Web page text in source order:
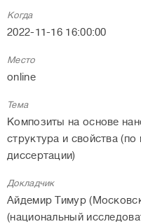
Когда
2022-11-16 16:00:00
Место
online
Тема
Композиты на основе
структура и свойства
диссертации)
Докладчик
Айдемир Тимур
(национальный